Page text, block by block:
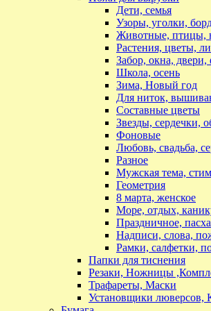
Дети, семья
Узоры, уголки,
Животные, птицы,
Растения, цветы,
Забор, окна,
Школа, осень
Зима, Новый год
Для ниток,
Составные цветы
Звезды, сердечки,
Фоновые
Любовь, свадьба,
Разное
Мужская тема,
Геометрия
8 марта, женское
Море, отдых,
Праздничное,
Надписи, слова,
Рамки, салфетки,
Папки для тиснения
Резаки, Ножницы
Трафареты, Маски
Установщики люверсов,